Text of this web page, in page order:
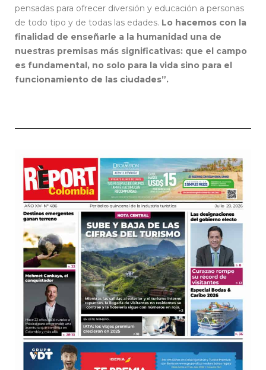
pensadas para ofrecer diversión y educación a personas
de todo tipo y de todas las edades. Lo hacemos con la
finalidad de enseñarle a la humanidad una de
nuestras premisas más significativas: que el campo
es fundamental, no solo para la vida sino para el
funcionamiento de las ciudades”.